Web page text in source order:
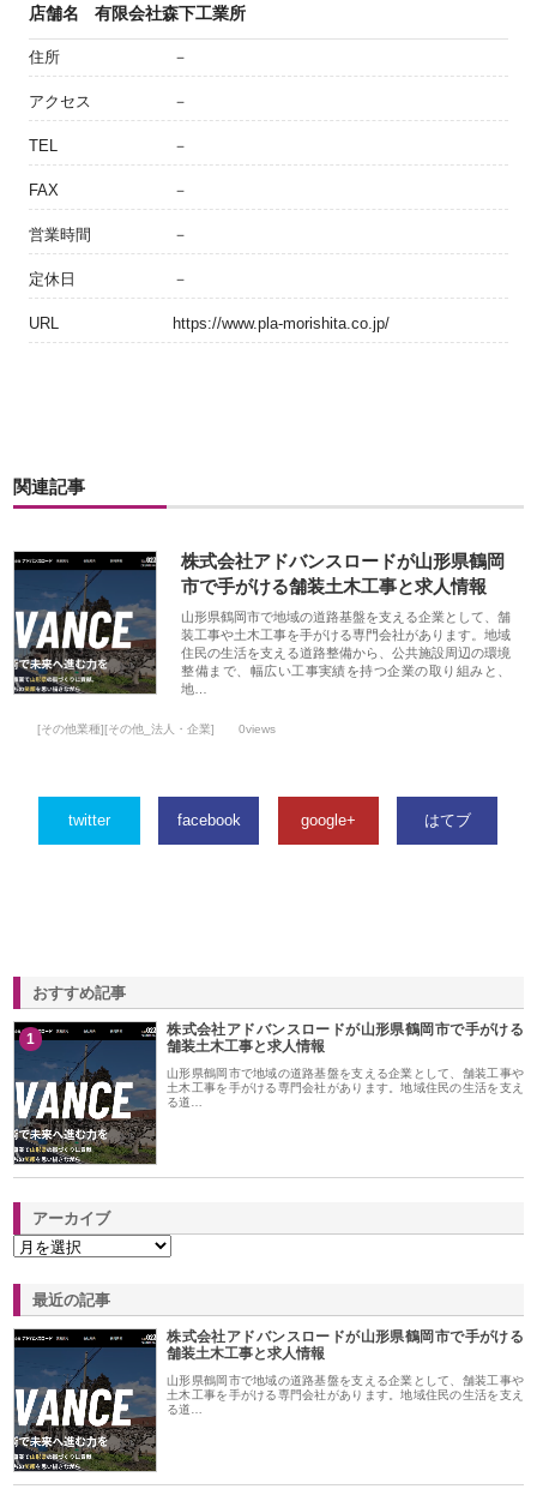
店舗名 有限会社森下工業所
住所 －
アクセス －
TEL －
FAX －
営業時間 －
定休日 －
URL https://www.pla-morishita.co.jp/
関連記事
株式会社アドバンスロードが山形県鶴岡
市で手がける舗装土木工事と求人情報
山形県鶴岡市で地域の道路基盤を支える企業として、舗
装工事や土木工事を手がける専門会社があります。地域
住民の生活を支える道路整備から、公共施設周辺の環境
整備まで、幅広い工事実績を持つ企業の取り組みと、
地…
[その他業種][その他_法人・企業] 0views
twitter facebook google+ はてブ
おすすめ記事
1
株式会社アドバンスロードが山形県鶴岡市で手がける
舗装土木工事と求人情報
山形県鶴岡市で地域の道路基盤を支える企業として、舗装工事や
土木工事を手がける専門会社があります。地域住民の生活を支え
る道…
アーカイブ
最近の記事
株式会社アドバンスロードが山形県鶴岡市で手がける
舗装土木工事と求人情報
山形県鶴岡市で地域の道路基盤を支える企業として、舗装工事や
土木工事を手がける専門会社があります。地域住民の生活を支え
る道…